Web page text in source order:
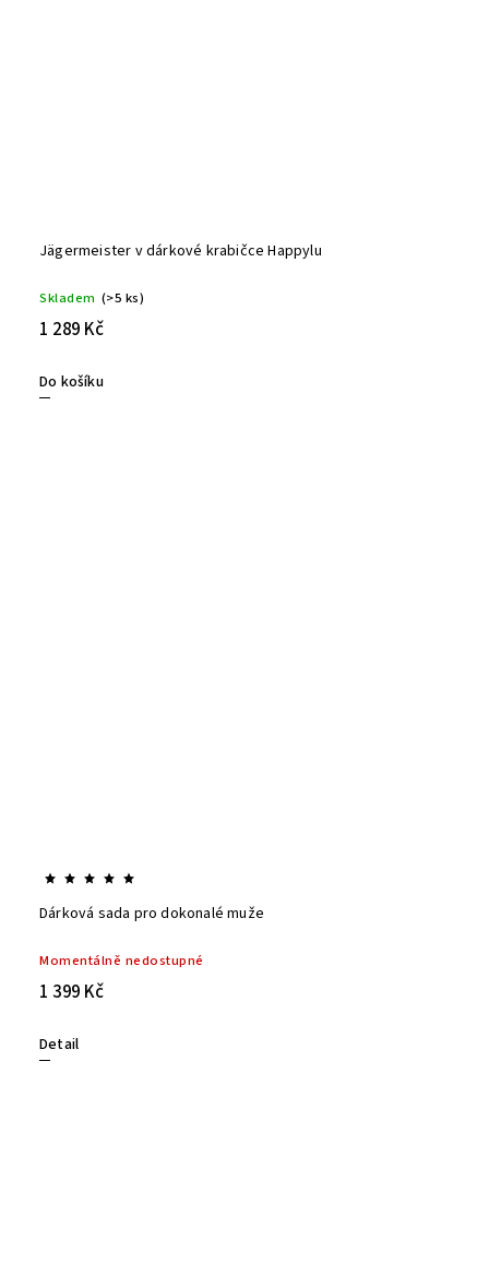
Jägermeister v dárkové krabičce Happylu
Skladem (>5 ks)
1 289 Kč
Do košíku
Dárková sada pro dokonalé muže
Momentálně nedostupné
1 399 Kč
Detail